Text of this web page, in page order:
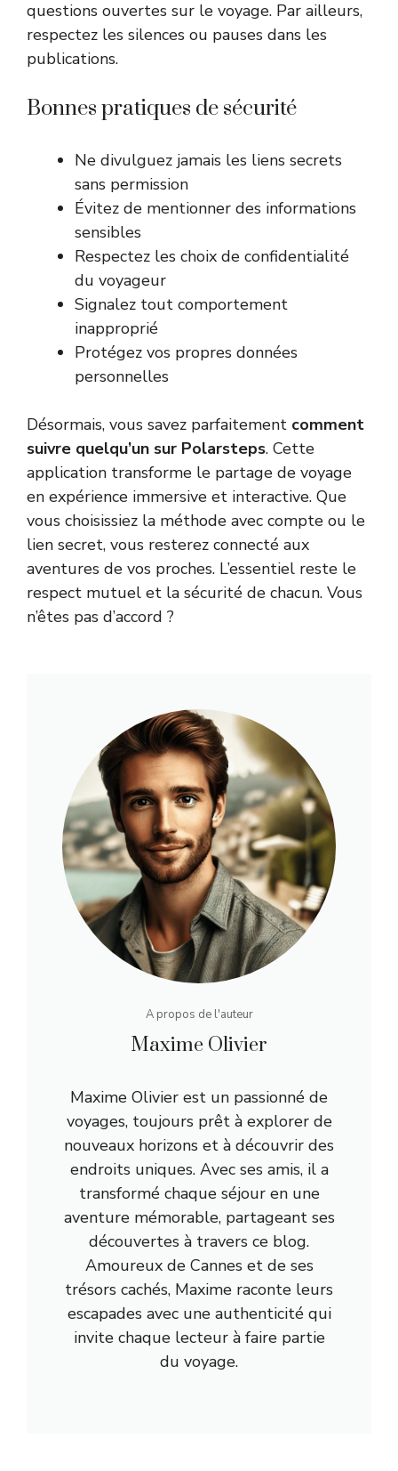
questions ouvertes sur le voyage. Par ailleurs,
respectez les silences ou pauses dans les
publications.
Bonnes pratiques de sécurité
Ne divulguez jamais les liens secrets
sans permission
Évitez de mentionner des informations
sensibles
Respectez les choix de confidentialité
du voyageur
Signalez tout comportement
inapproprié
Protégez vos propres données
personnelles
Désormais, vous savez parfaitement comment
suivre quelqu’un sur Polarsteps. Cette
application transforme le partage de voyage
en expérience immersive et interactive. Que
vous choisissiez la méthode avec compte ou le
lien secret, vous resterez connecté aux
aventures de vos proches. L’essentiel reste le
respect mutuel et la sécurité de chacun. Vous
n’êtes pas d’accord ?
A propos de l'auteur
Maxime Olivier
Maxime Olivier est un passionné de
voyages, toujours prêt à explorer de
nouveaux horizons et à découvrir des
endroits uniques. Avec ses amis, il a
transformé chaque séjour en une
aventure mémorable, partageant ses
découvertes à travers ce blog.
Amoureux de Cannes et de ses
trésors cachés, Maxime raconte leurs
escapades avec une authenticité qui
invite chaque lecteur à faire partie
du voyage.